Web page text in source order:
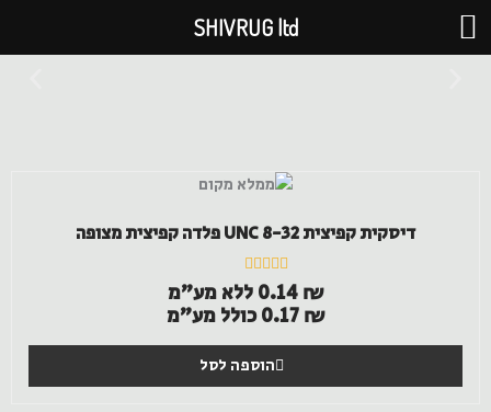
דילוג
לתוכן
דיסקית קפיצית UNC 8-32 פלדה קפיצית מצופה
דורג
0
מתוך
0.14₪
ללא מע"מ
0.17₪ כולל מע"מ
הוספה לסל
SHIVRUG ltd